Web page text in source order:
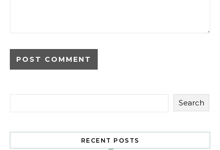
Search
RECENT POSTS